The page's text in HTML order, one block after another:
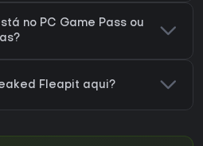
no PC Game Pass ou
Fleapit aqui?